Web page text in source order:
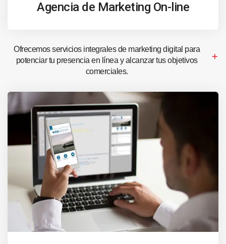
Agencia de Marketing On-line
Ofrecemos servicios integrales de marketing digital para
potenciar tu presencia en línea y alcanzar tus objetivos
comerciales.